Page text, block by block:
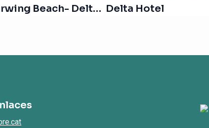
Darwing Beach- Deltanatur Delta Hotel